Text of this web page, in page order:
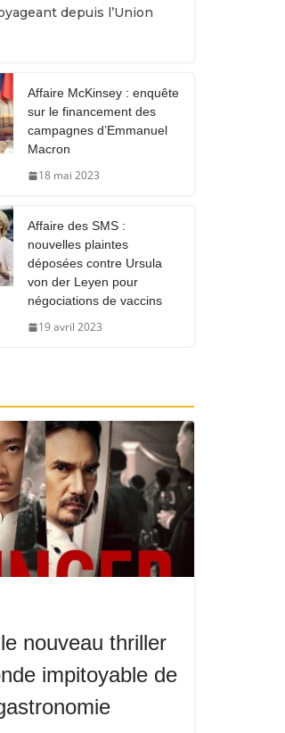
depuis l’Union
Affaire McKinsey : enquête
sur le financement des
campagnes d’Emmanuel
Macron
18 mai 2023
Affaire des SMS :
nouvelles plaintes
déposées contre Ursula
von der Leyen pour
négociations de vaccins
19 avril 2023
nouveau thriller
impitoyable de